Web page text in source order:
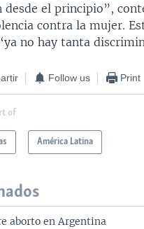
desde el principio”,
contra la mujer.
no hay tanta
Follow us Print
of
América Latina
aborto en Argentina